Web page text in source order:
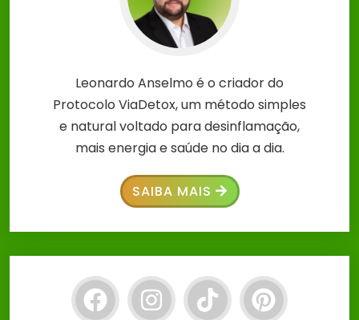
Leonardo Anselmo é o criador do
Protocolo ViaDetox, um método simples
e natural voltado para desinflamação,
mais energia e saúde no dia a dia.
SAIBA MAIS